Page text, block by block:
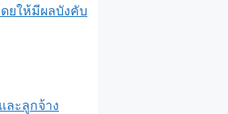
ยให้มีผลบังคับ
ละลูกจ้าง